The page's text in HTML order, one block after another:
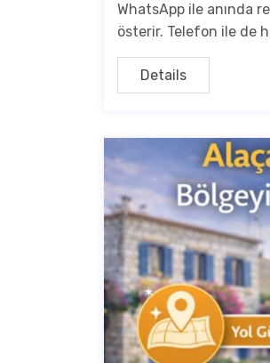
WhatsApp ile anında
österir. Telefon ile de
Details